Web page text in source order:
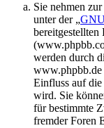
Sie nehmen
unter der „
werden durch
www.phpbb.de
Einfluss auf
wird. Sie
für bestimmte
fremder Foren